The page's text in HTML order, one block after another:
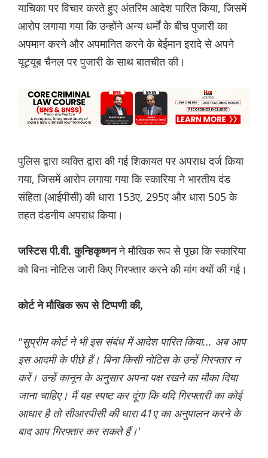
याचिका पर विचार करते हुए अंतरिम आदेश पारित किया, जिसमें
आरोप लगाया गया कि उन्होंने अन्य धर्मों के बीच पुजारी का
अपमान करने और अपमानित करने के बेईमान इरादे से अपने
यूट्यूब चैनल पर पुजारी के साथ बातचीत की।
पुलिस द्वारा व्यक्ति द्वारा की गई शिकायत पर अपराध दर्ज किया
गया, जिसमें आरोप लगाया गया कि स्कारिया ने भारतीय दंड
संहिता (आईपीसी) की धारा 153ए, 295ए और धारा 505 के
तहत दंडनीय अपराध किया।
जस्टिस पी.वी. कुन्हिकृष्णनने मौखिक रूप से पूछा कि स्कारिया
को बिना नोटिस जारी किए गिरफ्तार करने की मांग क्यों की गई।
कोर्ट ने मौखिक रूप से टिप्पणी की,
"सुप्रीम कोर्ट ने भी इस संबंध में आदेश पारित किया... अब आप
इस आदमी के पीछे हैं। बिना किसी नोटिस के उन्हें गिरफ्तार न
करें। उन्हें कानून के अनुसार अपना पक्ष रखने का मौका दिया
जाना चाहिए। मैं यह स्पष्ट कर दूंगा कि यदि गिरफ्तारी का कोई
आधार है तो सीआरपीसी की धारा 41ए का अनुपालन करने के
बाद आप गिरफ्तार कर सकते हैं।'